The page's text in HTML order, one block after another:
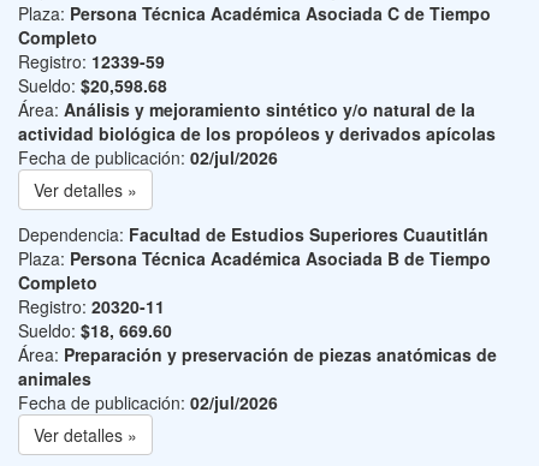
Plaza: Persona Técnica Académica Asociada C de Tiempo
Completo
Registro: 12339-59
Sueldo: $20,598.68
Área: Análisis y mejoramiento sintético y/o natural de la
actividad biológica de los propóleos y derivados apícolas
Fecha de publicación: 02/jul/2026
Ver detalles »
Dependencia: Facultad de Estudios Superiores Cuautitlán
Plaza: Persona Técnica Académica Asociada B de Tiempo
Completo
Registro: 20320-11
Sueldo: $18, 669.60
Área: Preparación y preservación de piezas anatómicas de
animales
Fecha de publicación: 02/jul/2026
Ver detalles »